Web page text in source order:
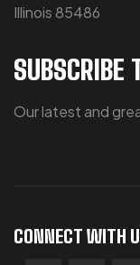
Illinois 85486
Our latest and
CONNECT WITH